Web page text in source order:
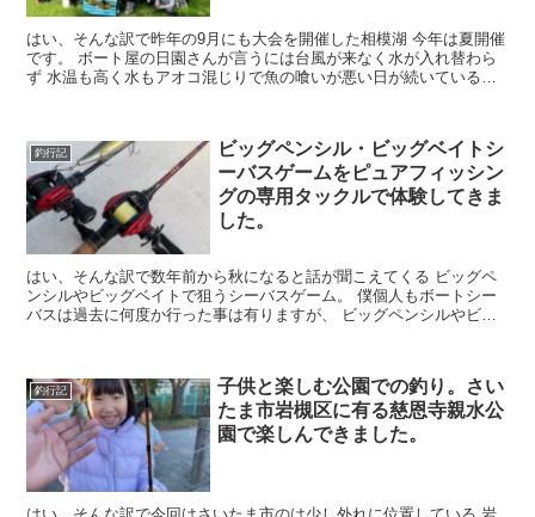
はい、そんな訳で昨年の9月にも大会を開催した相模湖 今年は夏開催
です。 ボート屋の日園さんが言うには台風が来なく水が入れ替わら
ず 水温も高く水もアオコ混じりで魚の喰いが悪い日が続いていると
釣行記
ビッグペンシル・ビッグベイトシ
ーバスゲームをピュアフィッシン
グの専用タックルで体験してきま
した。
はい、そんな訳で数年前から秋になると話が聞こえてくる ビッグペ
ンシルやビッグベイトで狙うシーバスゲーム。 僕個人もボートシー
バスは過去に何度か行った事は有りますが、 ビッグペンシルやビッ
釣行記
子供と楽しむ公園での釣り。さい
たま市岩槻区に有る慈恩寺親水公
園で楽しんできました。